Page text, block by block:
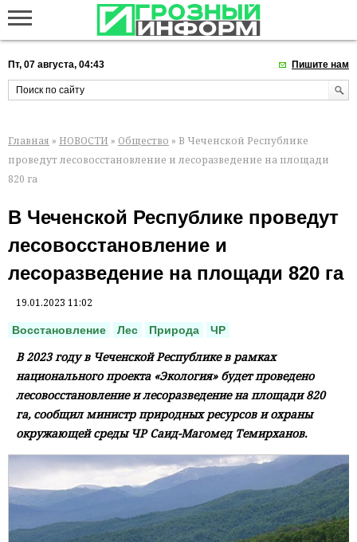
Пт, 07 августа, 04:43 Пишите нам
Главная » НОВОСТИ » Общество » В Чеченской Республике
проведут лесовосстановление и лесоразведение на площади
820 га
В Чеченской Республике проведут
лесовосстановление и
лесоразведение на площади 820 га
19.01.2023 11:02
Восстановление Лес Природа ЧР
В 2023 году в Чеченской Республике в рамках
национального проекта «Экология» будет проведено
лесовосстановление и лесоразведение на площади 820
га, сообщил министр природных ресурсов и охраны
окружающей среды ЧР Саид-Магомед Темирханов.